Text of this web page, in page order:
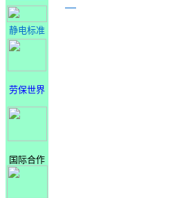
静电标准
劳保世界
国际合作